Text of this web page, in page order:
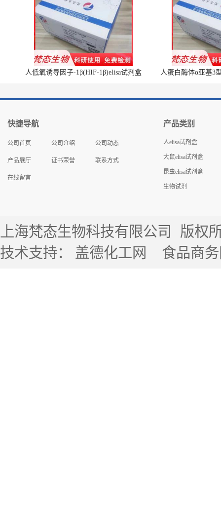
人低氧诱导因子-1β(HIF-1β)elisa试剂盒 人蛋白酶体α亚基3
快捷导航
公司首页 公司介绍 公司动态
产品展厅 证书荣誉 联系方式
在线留言
产品类别
人elisa试剂盒
大鼠elisa试剂盒
昆虫elisa试剂盒
生物试剂
上海梵态生物科技有限公司
版权
技术支持： 盖德化工网 食品商